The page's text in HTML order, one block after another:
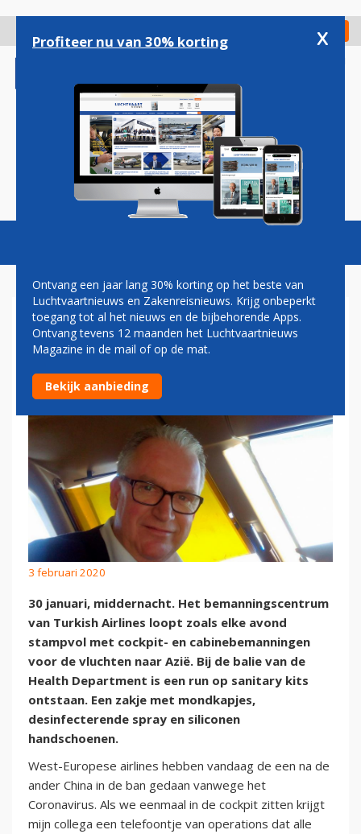
gaan
Check in
Magazine Podcasts Vacatures
HERMAN MATEBOER:
ONWERKELIJK
3 februari 2020
30 januari, middernacht. Het bemanningscentrum
van Turkish Airlines loopt zoals elke avond
stampvol met cockpit- en cabinebemanningen
voor de vluchten naar Azië. Bij de balie van de
Health Department is een run op sanitary kits
ontstaan. Een zakje met mondkapjes,
desinfecterende spray en siliconen
handschoenen.
West-Europese airlines hebben vandaag de een na de
ander China in de ban gedaan vanwege het
Coronavirus. Als we eenmaal in de cockpit zitten krijgt
mijn collega een telefoontje van operations dat alle
Profiteer nu van 30% korting x
Ontvang een jaar lang 30% korting op het beste van
Luchtvaartnieuws en Zakenreisnieuws. Krijg onbeperkt
toegang tot al het nieuws en de bijbehorende Apps.
Ontvang tevens 12 maanden het Luchtvaartnieuws
Magazine in de mail of op de mat.
Bekijk aanbieding